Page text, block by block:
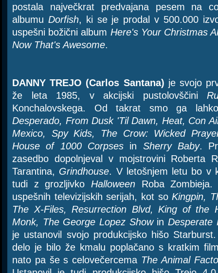
postala največkrat predvajana pesem na
albumu Dorfish, ki se je prodal v 500.000
uspešni božični album Here's Your Christmas
Now That's Awesome.
DANNY TREJO (Carlos Santana) je svojo
že leta 1985, v akcijski pustolovščini
Konchalovskega. Od takrat smo ga
Desperado, From Dusk 'Til Dawn, Heat, Con
Mexico, Spy Kids, The Crow: Wicked
House of 1000 Corpsesin Sherry Baby.
zasedbo dopolnjeval v mojstrovini Roberta
Tarantina, Grindhouse. V letošnjem letu bo v
tudi z grozljivko Halloween Roba
uspešnih televizijskih serijah, kot soKingpin,
The X-Files, Resurrection Blvd, King of the
Monk, The George Lopez ShowinDesperate
je ustanovil svojo produkcijsko hišo
delo je bilo že kmalu poplačano s kratkim
nato pa še s celovečercema The Animal